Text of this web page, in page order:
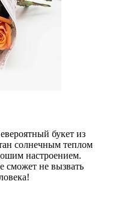
букет из
солнечным теплом
настроением.
сможет не вызвать